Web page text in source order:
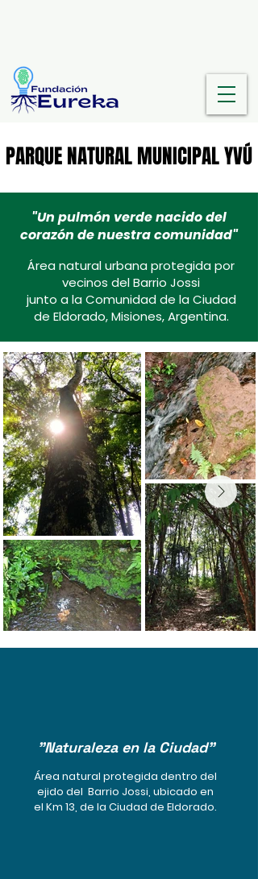
PARQUE NATURAL MUNICIPAL YVÚ
PARQUE NATURAL MUNICIPAL YVÚ
"Un pulmón verde nacido del
corazón de nuestra comunidad"
Área natural urbana protegida por
vecinos del Barrio Jossi
junto a la Comunidad de la Ciudad
de Eldorado, Misiones, Argentina.
"Naturaleza en la Ciudad"
Área natural protegida dentro del
ejido del Barrio Jossi, ubicado en
el Km 13, de la Ciudad de Eldorado.